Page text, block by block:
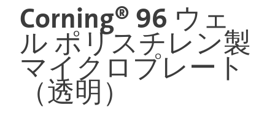
Corning® 96 ウェ
ル ポリスチレン製
マイクロプレート
（透明）